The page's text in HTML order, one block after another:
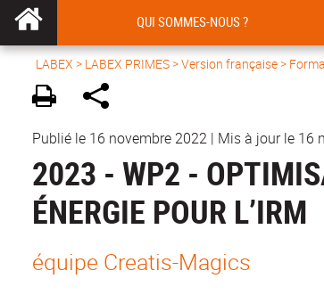
QUI SOMMES-NOUS ?
LABEX > LABEX PRIMES>Version française>
Publié le 16 novembre 2022 | Mis à jour le 16
2023 - WP2 -
ÉNERGIE POUR L’IRM
équipe Creatis-Magics